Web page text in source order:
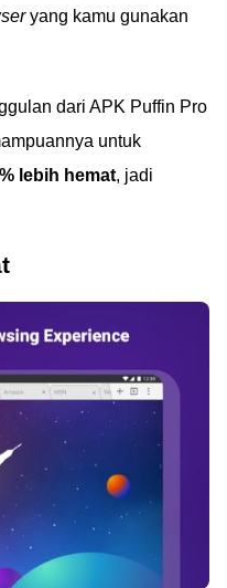
yang kamu gunakan
dari APK Puffin Pro
untuk
lebih hemat, jadi